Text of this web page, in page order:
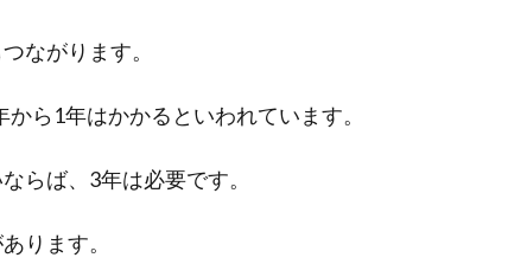
ながります。
ら1年はかかるといわれています。
らば、3年は必要です。
ります。